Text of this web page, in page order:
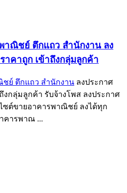
าณิชย์ ตึกแถว สำนักงาน ลง
าคาถูก เข้าถึงกลุ่มลูกค้า
ย์ ตึกแถว สำนักงาน ลงประกาศ
งกลุ่มลูกค้า รับจ้างโพส ลงประกาศ
ซต์ขายอาคารพาณิชย์ ลงได้ทุก
คารพาณ ...